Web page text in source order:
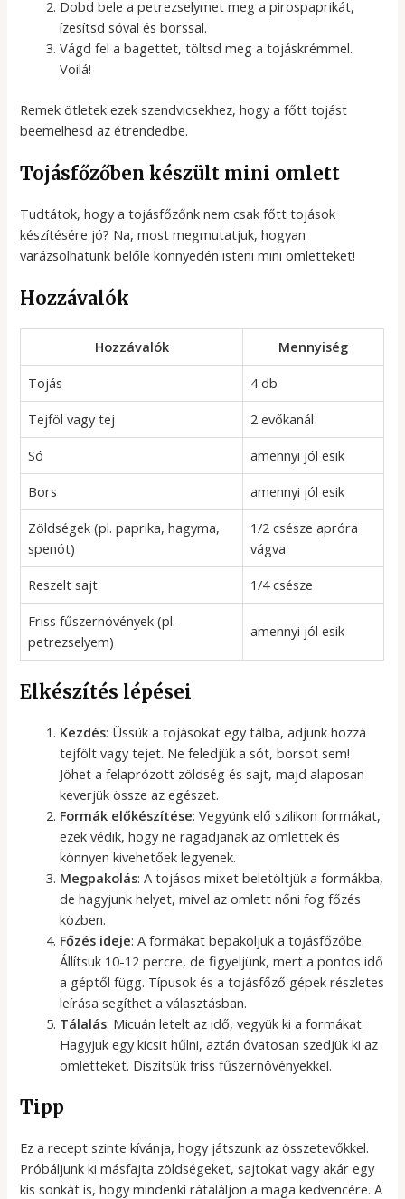
Dobd bele a petrezselymet meg a pirospaprikát,
ízesítsd sóval és borssal.
Vágd fel a bagettet, töltsd meg a tojáskrémmel.
Voilá!
Remek ötletek ezek szendvicsekhez, hogy a főtt tojást
beemelhesd az étrendedbe.
Tojásfőzőben készült mini omlett
Tudtátok, hogy a tojásfőzőnk nem csak főtt tojások
készítésére jó? Na, most megmutatjuk, hogyan
varázsolhatunk belőle könnyedén isteni mini omletteket!
Hozzávalók
Hozzávalók
Mennyiség
Tojás
4 db
Tejföl vagy tej
2 evőkanál
Só
amennyi jól esik
Bors
amennyi jól esik
Zöldségek (pl. paprika, hagyma,
spenót)
1/2 csésze apróra
vágva
Reszelt sajt
1/4 csésze
Friss fűszernövények (pl.
petrezselyem)
amennyi jól esik
Elkészítés lépései
Kezdés: Üssük a tojásokat egy tálba, adjunk hozzá
tejfölt vagy tejet. Ne feledjük a sót, borsot sem!
Jöhet a felaprózott zöldség és sajt, majd alaposan
keverjük össze az egészet.
Formák előkészítése: Vegyünk elő szilikon formákat,
ezek védik, hogy ne ragadjanak az omlettek és
könnyen kivehetőek legyenek.
Megpakolás: A tojásos mixet beletöltjük a formákba,
de hagyjunk helyet, mivel az omlett nőni fog főzés
közben.
Főzés ideje: A formákat bepakoljuk a tojásfőzőbe.
Állítsuk 10-12 percre, de figyeljünk, mert a pontos idő
a géptől függ. Típusok és a tojásfőző gépek részletes
leírása segíthet a választásban.
Tálalás: Micuán letelt az idő, vegyük ki a formákat.
Hagyjuk egy kicsit hűlni, aztán óvatosan szedjük ki az
omletteket. Díszítsük friss fűszernövényekkel.
Tipp
Ez a recept szinte kívánja, hogy játszunk az összetevőkkel.
Próbáljunk ki másfajta zöldségeket, sajtokat vagy akár egy
kis sonkát is, hogy mindenki rátaláljon a maga kedvencére. A